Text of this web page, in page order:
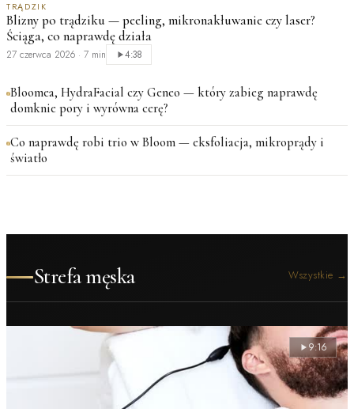
TRĄDZIK
Blizny po trądziku — peeling, mikronakłuwanie czy laser?
Ściąga, co naprawdę działa
27 czerwca 2026 · 7 min 4:38
Bloomea, HydraFacial czy Geneo — który zabieg naprawdę
domknie pory i wyrówna cerę?
Co naprawdę robi trio w Bloom — eksfoliacja, mikroprądy i
światło
Strefa męska Wszystkie →
9:16